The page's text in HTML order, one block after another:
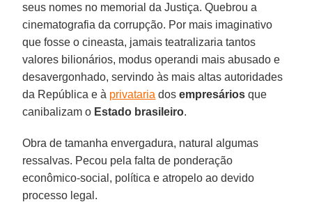
seus nomes no memorial da Justiça. Quebrou a
cinematografia da corrupção. Por mais imaginativo
que fosse o cineasta, jamais teatralizaria tantos
valores bilionários, modus operandi mais abusado e
desavergonhado, servindo às mais altas autoridades
da República e à privataria dosempresários que
canibalizam o Estado brasileiro.
Obra de tamanha envergadura, natural algumas
ressalvas. Pecou pela falta de ponderação
econômico-social, política e atropelo ao devido
processo legal.